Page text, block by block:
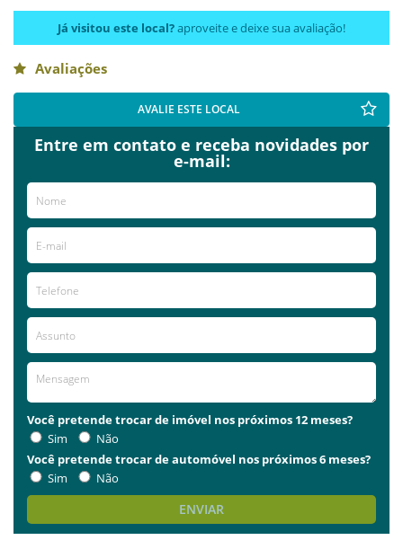
Já visitou este local?aproveite e deixe sua avaliação!
Avaliações
AVALIE ESTE LOCAL
Entre em contato e receba novidades por
e-mail:
Você pretende trocar de imóvel nos próximos 12 meses?
Sim
Não
Você pretende trocar de automóvel nos próximos 6 meses?
Sim
Não
ENVIAR